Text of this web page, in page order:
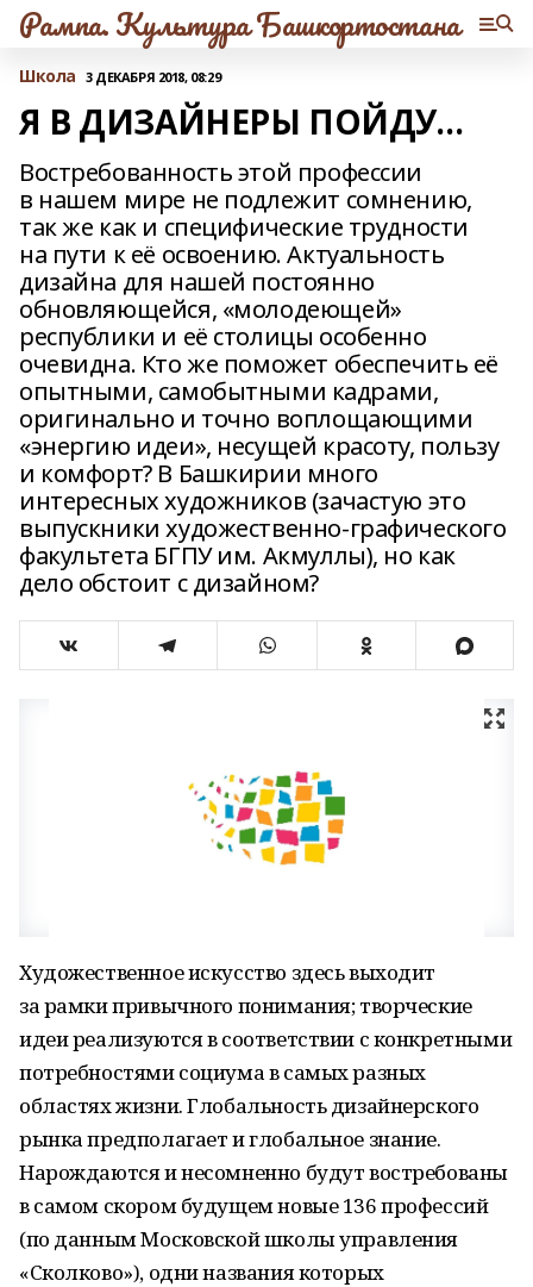
Рампа. Культура Башкортостана
Школа 3 ДЕКАБРЯ 2018, 08:29
Я В ДИЗАЙНЕРЫ ПОЙДУ…
Востребованность этой профессии
в нашем мире не подлежит сомнению,
так же как и специфические трудности
на пути к её освоению. Актуальность
дизайна для нашей постоянно
обновляющейся, «молодеющей»
республики и её столицы особенно
очевидна. Кто же поможет обеспечить её
опытными, самобытными кадрами,
оригинально и точно воплощающими
«энергию идеи», несущей красоту, пользу
и комфорт? В Башкирии много
интересных художников (зачастую это
выпускники художественно-графического
факультета БГПУ им. Акмуллы), но как
дело обстоит с дизайном?
Художественное искусство здесь выходит
за рамки привычного понимания; творческие
идеи реализуются в соответствии с конкретными
потребностями социума в самых разных
областях жизни. Глобальность дизайнерского
рынка предполагает и глобальное знание.
Нарождаются и несомненно будут востребованы
в самом скором будущем новые 136 профессий
(по данным Московской школы управления
«Сколково»), одни названия которых